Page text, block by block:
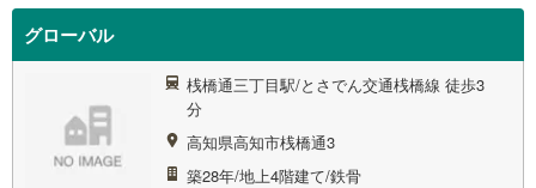
グローバル
桟橋通三丁目駅/とさでん交通桟橋線 徒歩3
分
高知県高知市桟橋通3
築28年/地上4階建て/鉄骨